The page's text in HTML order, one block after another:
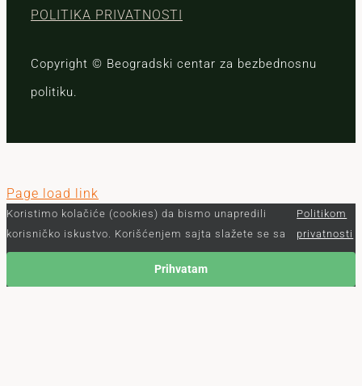
POLITIKA PRIVATNOSTI
Copyright © Beogradski centar za bezbednosnu
politiku.
Page load link
Koristimo kolačiće (cookies) da bismo unapredili
korisničko iskustvo. Korišćenjem sajta slažete se sa
Politikom
privatnosti
Prihvatam